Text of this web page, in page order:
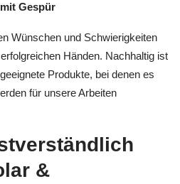
Gespür
Wünschen und Schwierigkeiten
Händen. Nachhaltig ist
Produkte, bei denen es
für unsere Arbeiten
&